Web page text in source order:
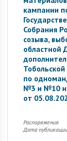
кампании
Собрания
созыва,
областной
по
№3 и №10
от
Распоряжения
Дата